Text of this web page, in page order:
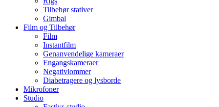
Tilbehør stativer
Gimbal
Film og Tilbehør
Film
Instantfilm
Genanvendelige kameraer
Engangskameraer
Negativlommer
Diabetragere og lysborde
Mikrofoner
Studio